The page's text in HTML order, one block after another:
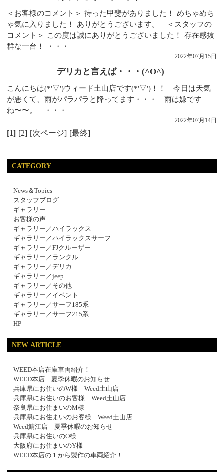
＜お客様のコメント＞ 待った甲斐がありました！ めちゃめち
ゃ気に入りました！ ありがとうございます。 ＜スタッフの
コメント＞ この度は誠にありがとうございました！ 存在感抜
群な一台！ ・・・
2022年07月15日
デリカと言えば・・・(^O^)
こんにちは(*'▽')ウィード土山店です(*'▽')！！ 今日は天気
が悪くて、雨がパラパラと降ってます・・・ 雨は嫌です
ね〜〜。 ・・・
2022年07月14日
[1] [2] [次ページ] [最終]
CATEGORY
News＆Topics
スタッフブログ
ギャラリー
お客様の声
ギャラリー／ハイラックス
ギャラリー／ハイラックスサーフ
ギャラリー／FJクルーザー
ギャラリー／ランクル
ギャラリー／デリカ
ギャラリー／jeep
ギャラリー／その他
ギャラリー／イベント
ギャラリー／サーフ185系
ギャラリー／サーフ215系
HP
NEW ARTICLE
WEED本店在庫車両紹介！
WEED本店 夏季休暇のお知らせ
兵庫県にお住いのW様 Weed土山店
兵庫県にお住いのお客様 Weed土山店
奈良県にお住まいのM様
兵庫県にお住まいのお客様 Weed土山店
Weed鯖江店 夏季休暇のお知らせ
兵庫県にお住いのO様
大阪府にお住まいのY様
WEED本店の１から製作の車両紹介！